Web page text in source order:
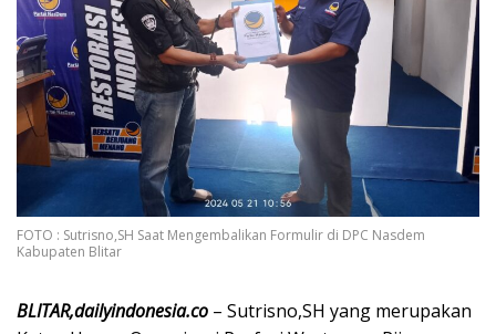
FOTO : Sutrisno,SH Saat Mengembalikan Formulir di DPC Nasdem
Kabupaten Blitar
BLITAR,dailyindonesia.co – Sutrisno,SH yang merupakan